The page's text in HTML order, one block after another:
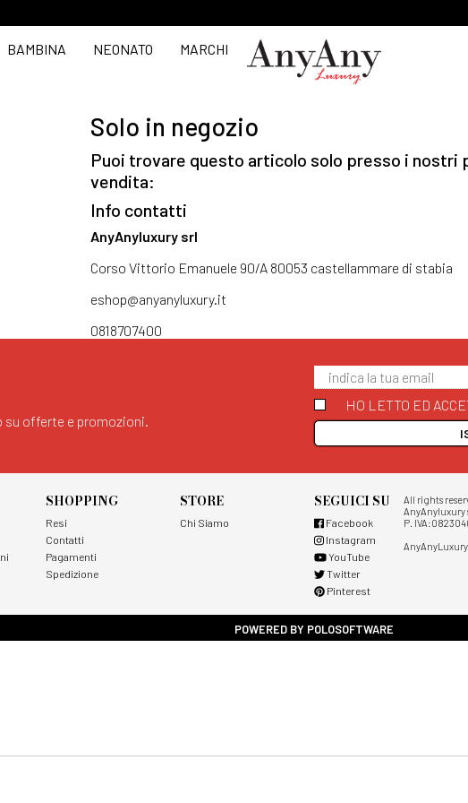
BAMBINA NEONATO MARCHI
Solo in negozio
Puoi trovare questo articolo solo presso i nostri
vendita:
Info contatti
AnyAnyluxury srl
Corso Vittorio Emanuele 90/A 80053 castellammare di stabia
eshop@anyanyluxury.it
0818707400
offerte e promozioni.
HO LETTO ED
SHOPPING
Resi
Contatti
Pagamenti
Spedizione
STORE
Chi Siamo
SEGUICI SU
Facebook
Instagram
YouTube
Twitter
Pinterest
All rights
AnyAnyluxury
P.
AnyAnyLuxury
POWERED BY POLOSOFTWARE